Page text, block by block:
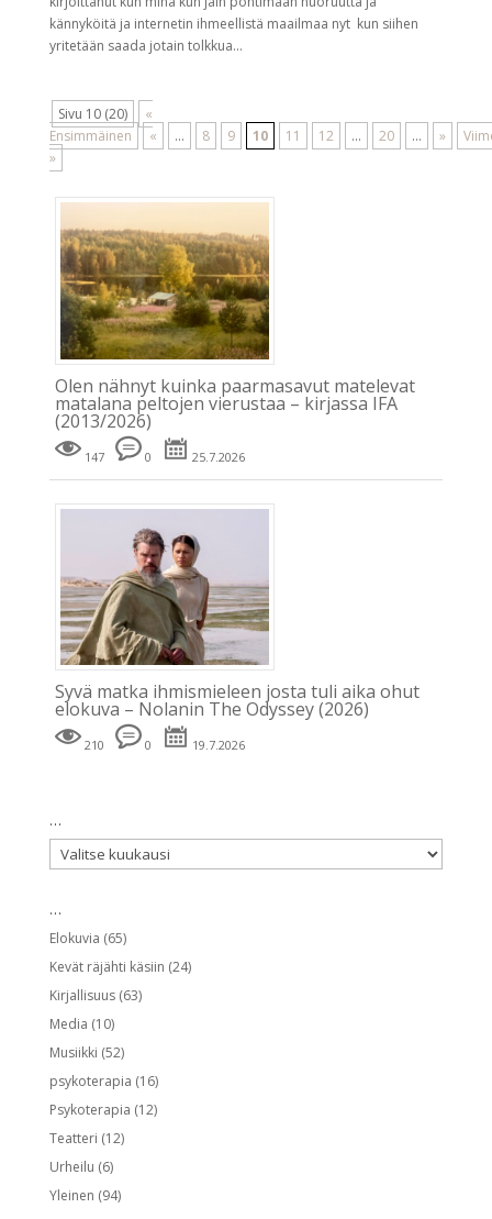
kännyköitä ja internetin ihmeellistä maailmaa nyt kun siihen
yritetään saada jotain tolkkua...
Sivu 10 (20)
«
Ensimmäinen
« ... 8 9 10 11 12 ... 20 ... »
»
Olen nähnyt kuinka paarmasavut matelevat
matalana peltojen vierustaa – kirjassa IFA
(2013/2026)
147 0 25.7.2026
Syvä matka ihmismieleen josta tuli aika ohut
elokuva – Nolanin The Odyssey (2026)
210 0 19.7.2026
…
…
Elokuvia (65)
Kevät räjähti käsiin (24)
Kirjallisuus(63)
Media (10)
Musiikki (52)
psykoterapia (16)
Psykoterapia (12)
Teatteri (12)
Urheilu (6)
Yleinen (94)